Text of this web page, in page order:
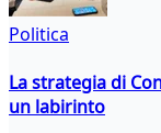
Politica
La strategia di
un labirinto